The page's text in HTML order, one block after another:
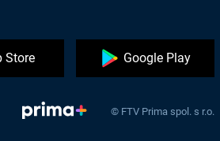
Store Google Play
© FTV Prima spol. s r.o.